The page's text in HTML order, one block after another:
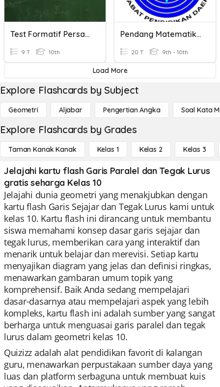
Test Formatif Persamaan Garis Lurus
9 T 10th
Pendang Matematik SPM-Garis Lurus
20 T 9th - 10th
Load More
Explore Flashcards by Subject
Geometri Aljabar Pengertian Angka Soal Kata
Explore Flashcards by Grades
Taman Kanak Kanak Kelas 1 Kelas 2 Kelas 3
Jelajahi kartu flash Garis Paralel dan Tegak Lurus
gratis seharga Kelas 10
Jelajahi dunia geometri yang menakjubkan dengan
kartu flash Garis Sejajar dan Tegak Lurus kami untuk
kelas 10. Kartu flash ini dirancang untuk membantu
siswa memahami konsep dasar garis sejajar dan
tegak lurus, memberikan cara yang interaktif dan
menarik untuk belajar dan merevisi. Setiap kartu
menyajikan diagram yang jelas dan definisi ringkas,
menawarkan gambaran umum topik yang
komprehensif. Baik Anda sedang mempelajari
dasar-dasarnya atau mempelajari aspek yang lebih
kompleks, kartu flash ini adalah sumber yang sangat
berharga untuk menguasai garis paralel dan tegak
lurus dalam geometri kelas 10.
Quizizz adalah alat pendidikan favorit di kalangan
guru, menawarkan perpustakaan sumber daya yang
luas dan platform serbaguna untuk membuat kuis